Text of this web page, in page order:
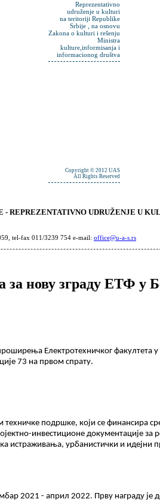
Reprezentativno
udruženje u kulturi
na teritoriji Republike
Srbije , na osnovu
Zakona o kulturi i rešenju
Ministra
kulture,informisanja i
informacionog društva
Copyright © 2012 UAS
All Rights Reserved
- REPREZENTATIVNO UDRUŽENJE U
tel-fax 011/3239 754 e-mail: office@u-a-s.rs
за нову зграду ЕТФ у
Електротехничког факултета
73 на првом спрату.
подршке, који се финансира
инвестиционе документације за
истраживања, урбанистички и идејни
2021 - април 2022. Прву награду